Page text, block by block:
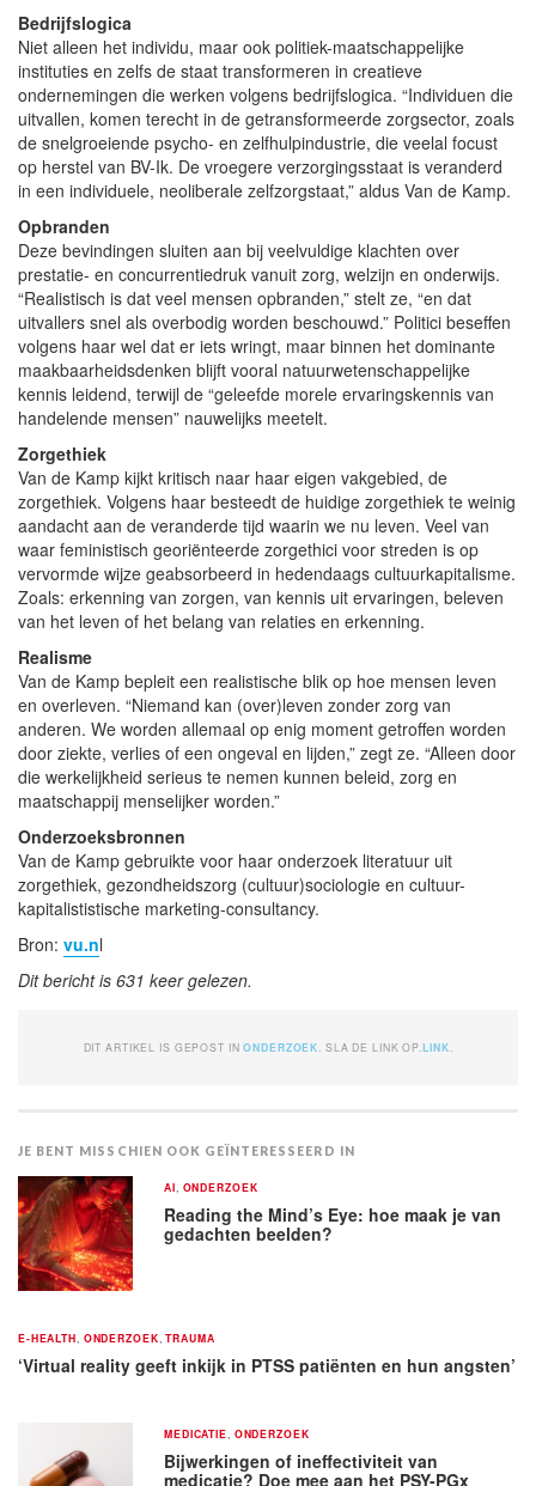
Bedrijfslogica
Niet alleen het individu, maar ook politiek-maatschappelijke
instituties en zelfs de staat transformeren in creatieve
ondernemingen die werken volgens bedrijfslogica. “Individuen die
uitvallen, komen terecht in de getransformeerde zorgsector, zoals
de snelgroeiende psycho- en zelfhulpindustrie, die veelal focust
op herstel van BV-Ik. De vroegere verzorgingsstaat is veranderd
in een individuele, neoliberale zelfzorgstaat,” aldus Van de Kamp.
Opbranden
Deze bevindingen sluiten aan bij veelvuldige klachten over
prestatie- en concurrentiedruk vanuit zorg, welzijn en onderwijs.
“Realistisch is dat veel mensen opbranden,” stelt ze, “en dat
uitvallers snel als overbodig worden beschouwd.” Politici beseffen
volgens haar wel dat er iets wringt, maar binnen het dominante
maakbaarheidsdenken blijft vooral natuurwetenschappelijke
kennis leidend, terwijl de “geleefde morele ervaringskennis van
handelende mensen” nauwelijks meetelt.
Zorgethiek
Van de Kamp kijkt kritisch naar haar eigen vakgebied, de
zorgethiek. Volgens haar besteedt de huidige zorgethiek te weinig
aandacht aan de veranderde tijd waarin we nu leven. Veel van
waar feministisch georiënteerde zorgethici voor streden is op
vervormde wijze geabsorbeerd in hedendaags cultuurkapitalisme.
Zoals: erkenning van zorgen, van kennis uit ervaringen, beleven
van het leven of het belang van relaties en erkenning.
Realisme
Van de Kamp bepleit een realistische blik op hoe mensen leven
en overleven. “Niemand kan (over)leven zonder zorg van
anderen. We worden allemaal op enig moment getroffen worden
door ziekte, verlies of een ongeval en lijden,” zegt ze. “Alleen door
die werkelijkheid serieus te nemen kunnen beleid, zorg en
maatschappij menselijker worden.”
Onderzoeksbronnen
Van de Kamp gebruikte voor haar onderzoek literatuur uit
zorgethiek, gezondheidszorg (cultuur)sociologie en cultuur-
kapitalististische marketing-consultancy.
Bron: vu.nl
Dit bericht is 631 keer gelezen.
DIT ARTIKEL IS GEPOST INONDERZOEK . SLA DE LINK OP.LINK
JE BENT MISSCHIEN OOK GEÏNTERESSEERD IN
AI ONDERZOEK
Reading the Mind’s Eye: hoe maak je van
gedachten beelden?
E-HEALTH ONDERZOEK ,TRAUMA
‘Virtual reality geeft inkijk in PTSS patiënten en hun angsten’
MEDICATIE ONDERZOEK
Bijwerkingen of ineffectiviteit van
medicatie? Doe mee aan het PSY-PGx